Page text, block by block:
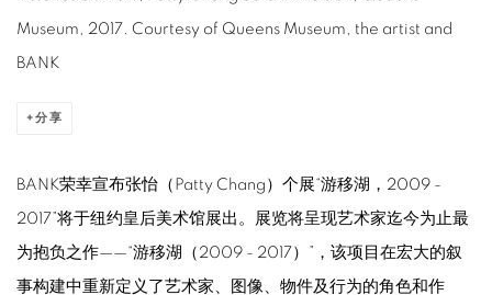
Museum, 2017. Courtesy of Queens Museum, the artist and
BANK
分享
BANK荣幸宣布张怡（Patty Chang）个展“游移湖，2009 -
2017”将于纽约皇后美术馆展出。展览将呈现艺术家迄今为止最
为抱负之作——“游移湖（2009 - 2017）”，该项目在宏大的叙
事构建中重新定义了艺术家、图像、物件及行为的角色和作